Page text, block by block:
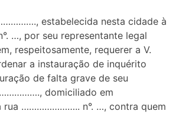
estabelecida nesta cidade à
…, por seu representante legal
respeitosamente, requerer a V.
a instauração de inquérito
de falta grave de seu
domiciliado em
………………….. n°. …, contra quem